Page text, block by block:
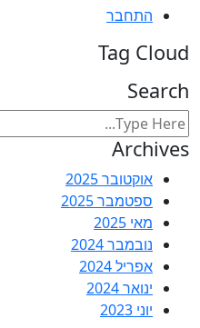
התחבר
Tag Cloud
Search
Archives
אוקטובר 2025
ספטמבר 2025
מאי 2025
נובמבר 2024
אפריל 2024
ינואר 2024
יוני 2023